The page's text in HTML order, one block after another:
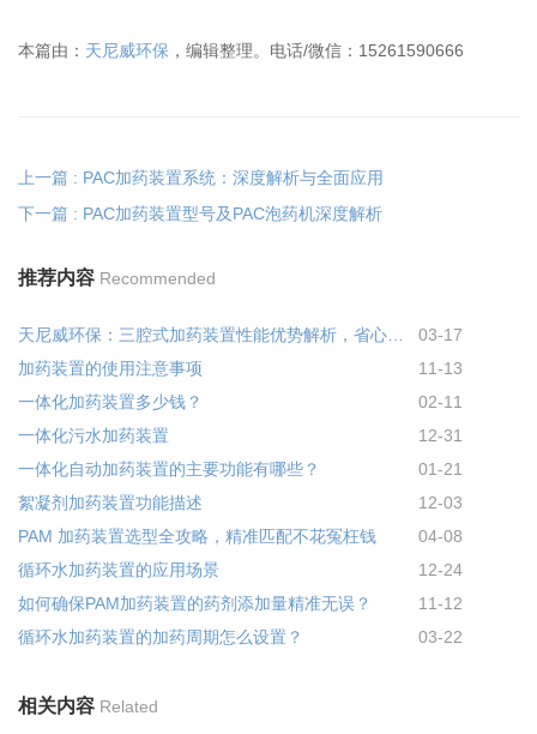
本篇由： 天尼威环保 ，编辑整理。电话/微信：15261590666
上一篇 : PAC加药装置系统：深度解析与全面应用
下一篇 : PAC加药装置型号及PAC泡药机深度解析
推荐内容 Recommended
天尼威环保：三腔式加药装置性能优势解析，省心耐用还省成本
03-17
加药装置的使用注意事项
11-13
一体化加药装置多少钱？
02-11
一体化污水加药装置
12-31
一体化自动加药装置的主要功能有哪些？
01-21
絮凝剂加药装置功能描述
12-03
PAM 加药装置选型全攻略，精准匹配不花冤枉钱
04-08
循环水加药装置的应用场景
12-24
如何确保PAM加药装置的药剂添加量精准无误？
11-12
循环水加药装置的加药周期怎么设置？
03-22
相关内容 Related